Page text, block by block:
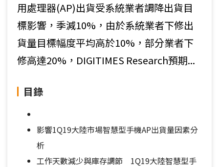
用處理器(AP)出貨受系統業者調降出貨目
標影響，季減10%，由於系統業者下修出
貨量目標幅度平均高於10%，部分業者下
修高達20%，DIGITIMES Research預期...
目錄
影響1Q19大陸市場智慧型手機AP出貨量因素分
析
工作天數減少與庫存調節 1Q19大陸智慧型手